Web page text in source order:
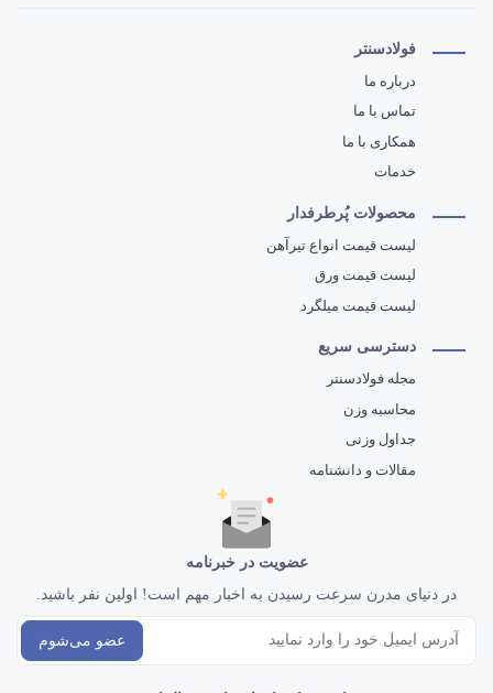
فولادسنتر
درباره ما
تماس با ما
همکاری با ما
خدمات
محصولات پُرطرفدار
لیست قیمت انواع تیرآهن
لیست قیمت ورق
لیست قیمت میلگرد
دسترسی سریع
مجله فولادسنتر
محاسبه وزن
جداول وزنی
مقالات و دانشنامه
عضویت در خبرنامه
در دنیای مدرن سرعت رسیدن به اخبار مهم است! اولین نفر باشید.
عضو می‌شوم